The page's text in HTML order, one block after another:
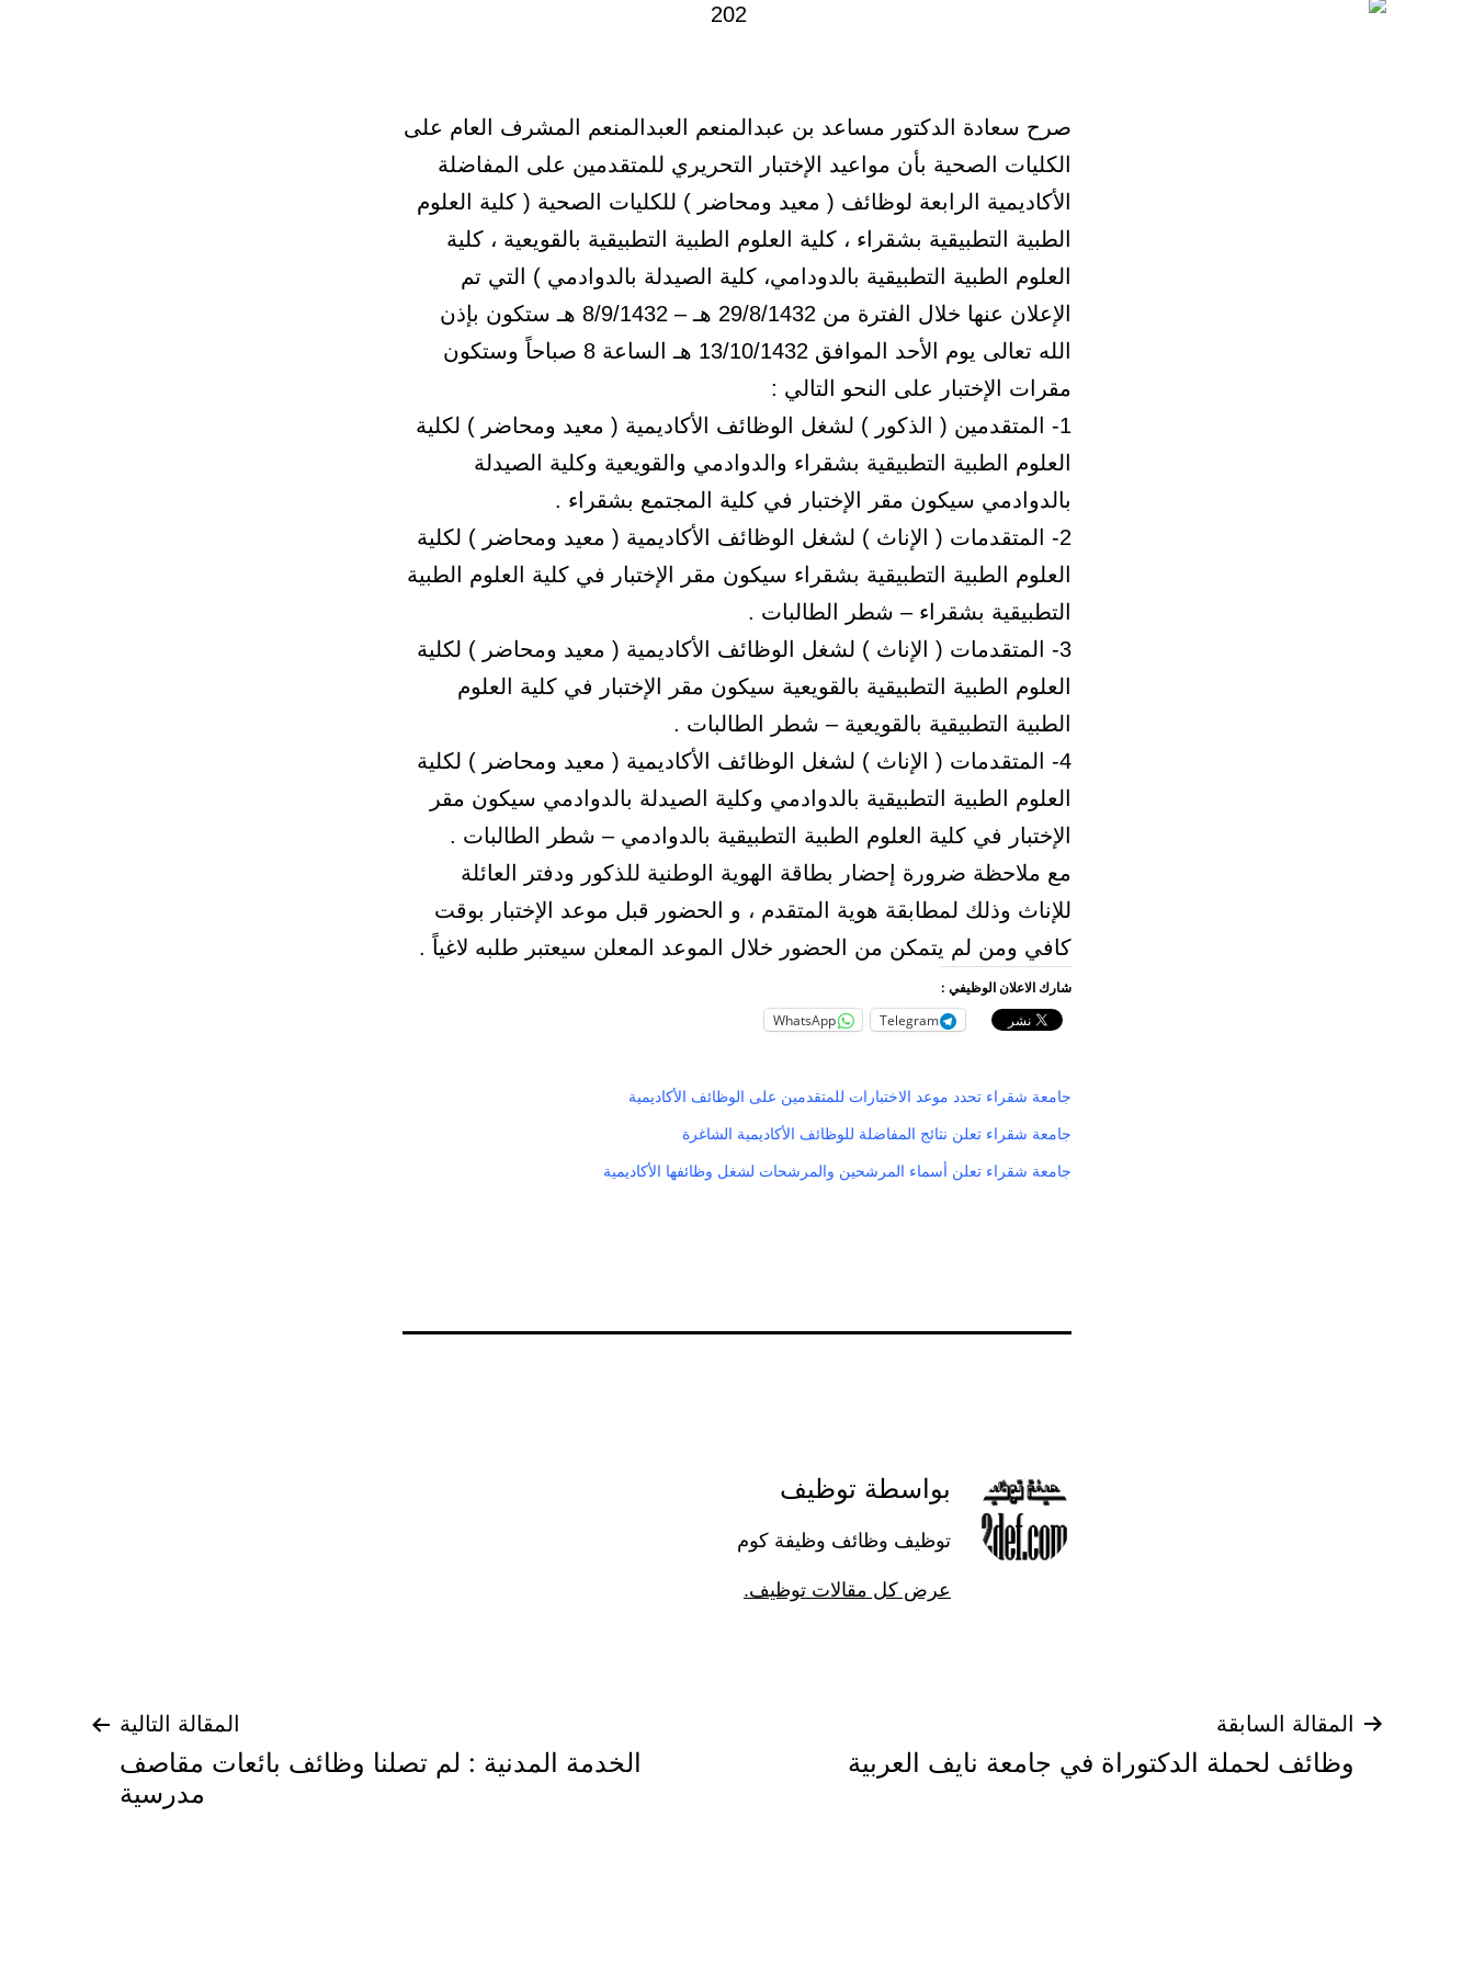
صرح سعادة الدكتور مساعد بن عبدالمنعم العبدالمنعم المشرف العام على
الكليات الصحية بأن مواعيد الإختبار التحريري للمتقدمين على المفاضلة
الأكاديمية الرابعة لوظائف ( معيد ومحاضر ) للكليات الصحية ( كلية العلوم
الطبية التطبيقية بشقراء ، كلية العلوم الطبية التطبيقية بالقويعية ، كلية
العلوم الطبية التطبيقية بالدودامي، كلية الصيدلة بالدوادمي ) التي تم
الإعلان عنها خلال الفترة من 29/8/1432 هـ – 8/9/1432 هـ ستكون بإذن
الله تعالى يوم الأحد الموافق 13/10/1432 هـ الساعة 8 صباحاً وستكون
مقرات الإختبار على النحو التالي :
1- المتقدمين ( الذكور ) لشغل الوظائف الأكاديمية ( معيد ومحاضر ) لكلية
العلوم الطبية التطبيقية بشقراء والدوادمي والقويعية وكلية الصيدلة
بالدوادمي سيكون مقر الإختبار في كلية المجتمع بشقراء .
2- المتقدمات ( الإناث ) لشغل الوظائف الأكاديمية ( معيد ومحاضر ) لكلية
العلوم الطبية التطبيقية بشقراء سيكون مقر الإختبار في كلية العلوم الطبية
التطبيقية بشقراء – شطر الطالبات .
3- المتقدمات ( الإناث ) لشغل الوظائف الأكاديمية ( معيد ومحاضر ) لكلية
العلوم الطبية التطبيقية بالقويعية سيكون مقر الإختبار في كلية العلوم
الطبية التطبيقية بالقويعية – شطر الطالبات .
4- المتقدمات ( الإناث ) لشغل الوظائف الأكاديمية ( معيد ومحاضر ) لكلية
العلوم الطبية التطبيقية بالدوادمي وكلية الصيدلة بالدوادمي سيكون مقر
الإختبار في كلية العلوم الطبية التطبيقية بالدوادمي – شطر الطالبات .
مع ملاحظة ضرورة إحضار بطاقة الهوية الوطنية للذكور ودفتر العائلة
للإناث وذلك لمطابقة هوية المتقدم ، و الحضور قبل موعد الإختبار بوقت
كافي ومن لم يتمكن من الحضور خلال الموعد المعلن سيعتبر طلبه لاغياً .
شارك الاعلان الوظيفي :
Telegram
WhatsApp
جامعة شقراء تحدد موعد الاختبارات للمتقدمين على الوظائف الأكاديمية
جامعة شقراء تعلن نتائج المفاضلة للوظائف الأكاديمية الشاغرة
جامعة شقراء تعلن أسماء المرشحين والمرشحات لشغل وظائفها الأكاديمية
بواسطة توظيف
توظيف وظائف وظيفة كوم
عرض كل مقالات توظيف.
تصفّح
المقالات
المقالة السابقة
وظائف لحملة الدكتوراة في جامعة نايف العربية
المقالة التالية
الخدمة المدنية : لم تصلنا وظائف بائعات مقاصف
مدرسية